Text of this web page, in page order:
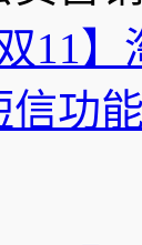
双11
信功